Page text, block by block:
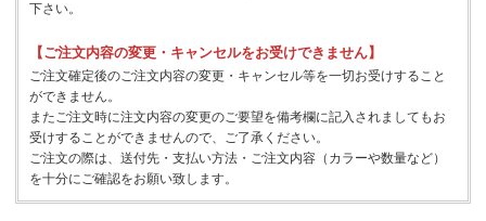
下さい。
【ご注文内容の変更・キャンセルをお受けできません】
ご注文確定後のご注文内容の変更・キャンセル等を一切お受けすること
ができません。
またご注文時に注文内容の変更のご要望を備考欄に記入されましてもお
受けすることができませんので、ご了承ください。
ご注文の際は、送付先・支払い方法・ご注文内容（カラーや数量など）
を十分にご確認をお願い致します。